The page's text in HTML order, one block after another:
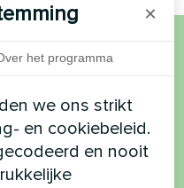
je
en we helpen je
×
het programma
we ons strikt
en cookiebeleid.
en nooit